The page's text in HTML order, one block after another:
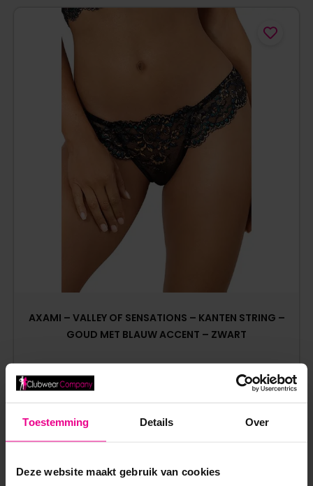
Toestemming Details Over
Deze website maakt gebruik van cookies
AXAMI – VALLEY OF SENSATIONS – KANTEN STRING –
GOUD MET BLAUW ACCENT – ZWART